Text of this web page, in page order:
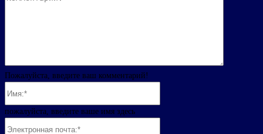
Пожалуйста, введите ваш комментарий!
пожалуйста, введите ваше имя здесь